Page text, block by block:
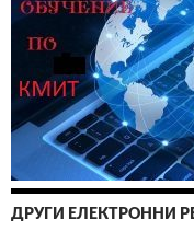
ДРУГИ ЕЛЕКТРОННИ